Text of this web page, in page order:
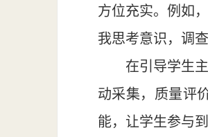
方位充实。例如
我思考意识，调
在引导学生
动采集，质量评
能，让学生参与